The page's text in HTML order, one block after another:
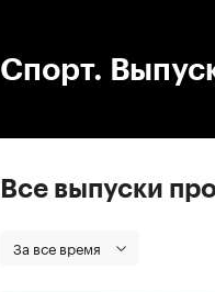
Спорт.
Все выпуски
За все время